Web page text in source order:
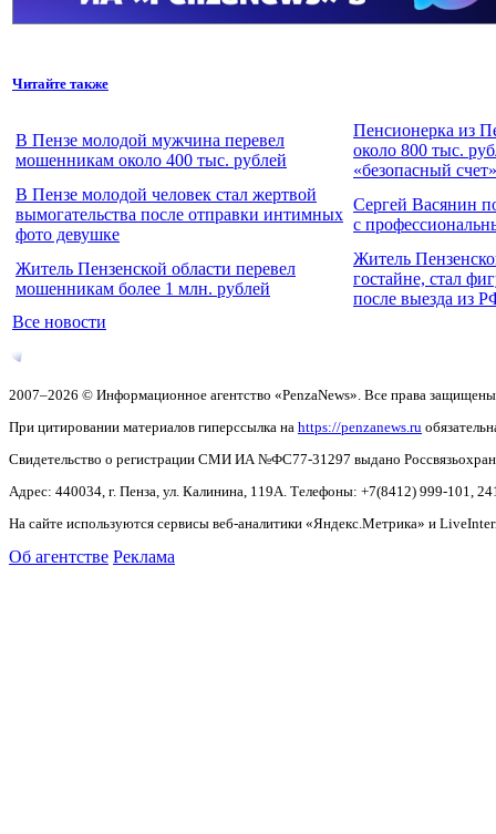
Читайте также
В Пензе молодой мужчина перевел
мошенникам около 400 тыс. рублей
Пенсионерка из
около 800 тыс.
«безопасный счет»
В Пензе молодой человек стал жертвой
вымогательства после отправки интимных
фото девушке
Сергей Васянин
с
Житель Пензенской области перевел
мошенникам более 1 млн. рублей
Житель
гостайне, стал
после выезда из
Все новости
2007–2026 © Информационное агентство «PenzaNews». Все права
При цитировании материалов гиперссылка на https://penzanews.ru
Свидетельство о регистрации СМИ ИА №ФС77-31297 выдано
Адрес: 440034, г. Пенза, ул. Калинина, 119А. Телефоны: +7(8412) 999-101,
На сайте используются сервисы веб-аналитики «Яндекс.Метрика» и
Об агентстве Реклама